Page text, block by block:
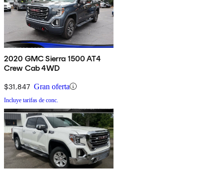
2020 GMC Sierra 1500 AT4
Crew Cab 4WD
$31,847 Gran oferta
Incluye tarifas de conc.